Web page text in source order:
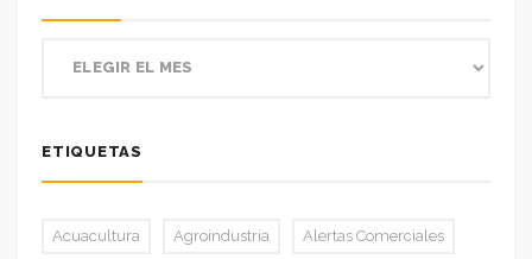
ETIQUETAS
Acuacultura Agroindustria Alertas Comerciales